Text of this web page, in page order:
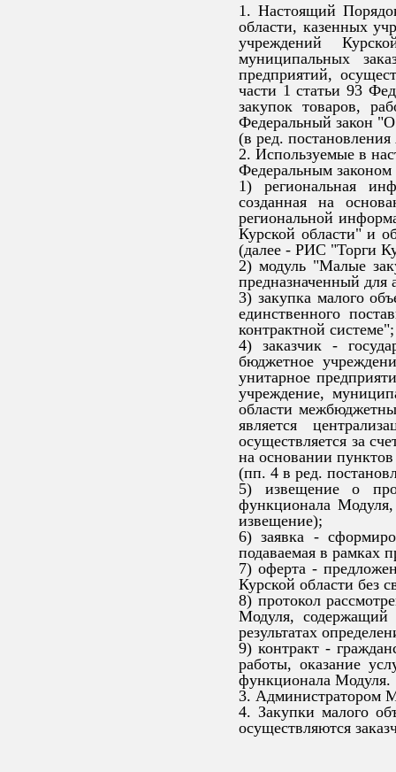
1. Настоящий
области, казенных
учреждений
муниципальных
предприятий,
части 1 статьи 93
закупок товаров,
Федеральный закон
(в ред.
2. Используемые в
Федеральным
1) региональная
созданная на
региональной
Курской области" и
(далее - РИС "Торги
2) модуль "Малые
предназначенный для
3) закупка малого
единственного
контрактной системе";
4) заказчик -
бюджетное
унитарное
учреждение,
области
является
осуществляется за
на основании
(пп. 4 в ред.
5) извещение о
функционала Модуля,
извещение);
6) заявка -
подаваемая в рамках
7) оферта -
Курской области без
8) протокол
Модуля, содержащий
результатах
9) контракт -
работы, оказание
функционала Модуля.
3. Администратором
4. Закупки малого
осуществляются